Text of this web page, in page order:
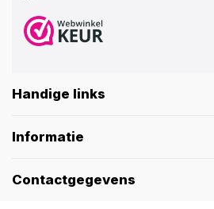
Handige links
Informatie
Contactgegevens